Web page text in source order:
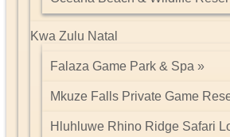
Kwa Zulu Natal
Falaza Game Park & Spa
Mkuze Falls Private Game
Hluhluwe Rhino Ridge Safari